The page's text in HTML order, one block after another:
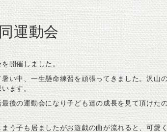
運動会
開催しました。
い中、一生懸命練習を頑張ってきました。沢山
います。
後の運動会になり子ども達の成長を見て頂けた
う子も居ましたがお遊戯の曲が流れると、可愛